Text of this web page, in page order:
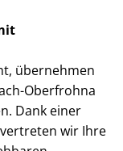
übernehmen
Oberfrohna
Dank einer
wir Ihre